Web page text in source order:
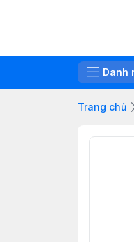
Danh
Trang chủ